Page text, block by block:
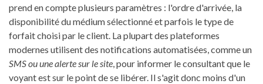
prend en compte plusieurs paramètres : l'ordre d'arrivée, la
disponibilité du médium sélectionné et parfois le type de
forfait choisi par le client. La plupart des plateformes
modernes utilisent des notifications automatisées, comme un
SMS ou une alerte sur le site, pour informer le consultant que le
voyant est sur le point de se libérer. Il s'agit donc moins d'un